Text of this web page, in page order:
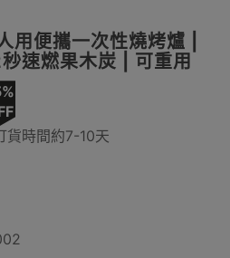
便攜一次性燒烤爐 |
速燃果木炭 | 可重用
貨時間約7-10天